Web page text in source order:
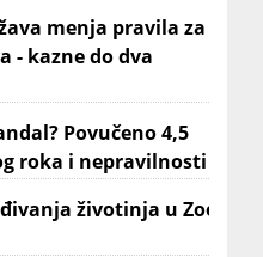
menja pravila za
- kazne do dva
Povučeno 4,5
roka i nepravilnosti
životinja u Zoo